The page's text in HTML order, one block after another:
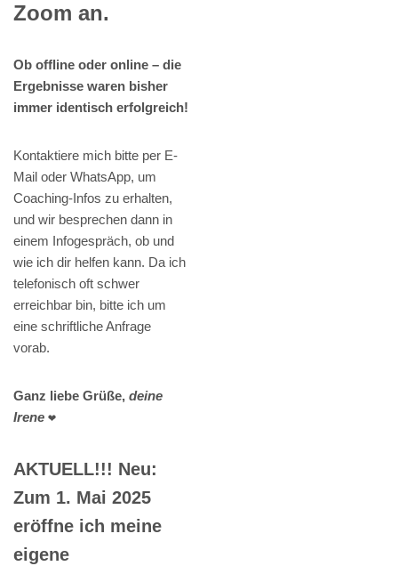
Zoom an.
Ob offline oder online – die
Ergebnisse waren bisher
immer identisch erfolgreich!
Kontaktiere mich bitte per E-
Mail oder WhatsApp, um
Coaching-Infos zu erhalten,
und wir besprechen dann in
einem Infogespräch, ob und
wie ich dir helfen kann. Da ich
telefonisch oft schwer
erreichbar bin, bitte ich um
eine schriftliche Anfrage
vorab.
Ganz liebe Grüße, deine
Irene ❤️
AKTUELL!!! Neu:
Zum 1. Mai 2025
eröffne ich meine
eigene